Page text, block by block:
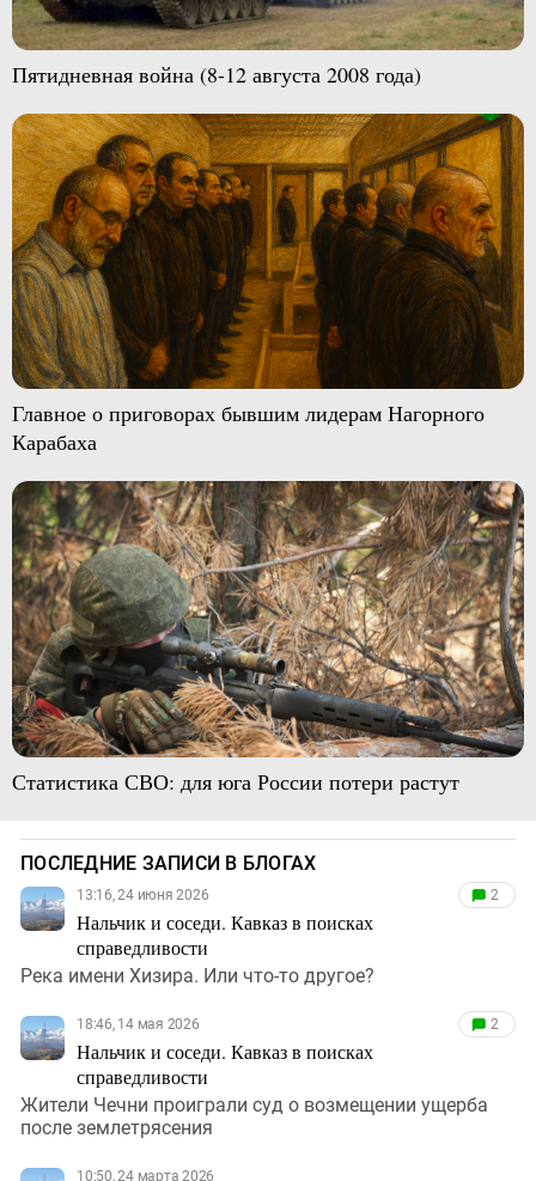
Пятидневная война (8-12 августа 2008 года)
Главное о приговорах бывшим лидерам Нагорного
Карабаха
Статистика СВО: для юга России потери растут
ПОСЛЕДНИЕ ЗАПИСИ В БЛОГАХ
13:16, 24 июня 2026
Нальчик и соседи. Кавказ в поисках
справедливости
2
Река имени Хизира. Или что-то другое?
18:46, 14 мая 2026
Нальчик и соседи. Кавказ в поисках
справедливости
2
Жители Чечни проиграли суд о возмещении ущерба
после землетрясения
10:50, 24 марта 2026